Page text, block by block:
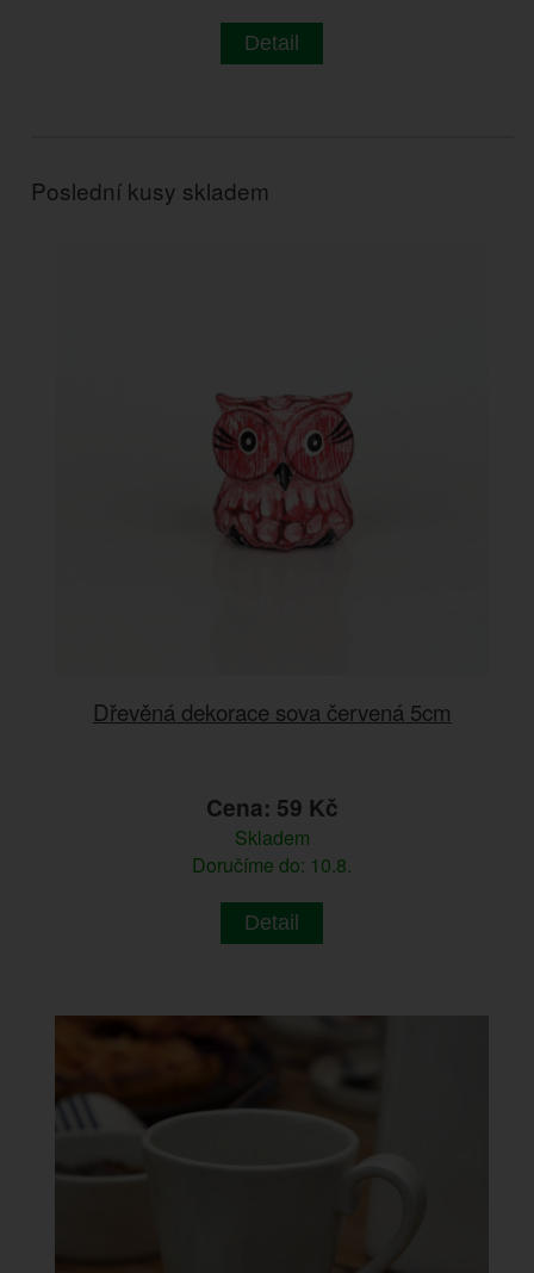
Detail
Poslední kusy skladem
Dřevěná dekorace sova červená 5cm
Cena: 59 Kč
Skladem
Doručíme do: 10.8.
Detail